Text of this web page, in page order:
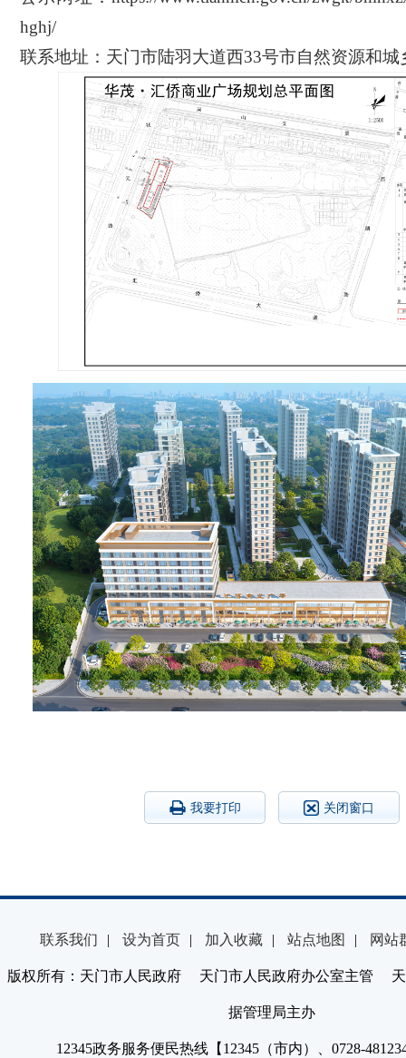
hghj/
联系地址：天门市陆羽大道西33号市自然资源和城
我要打印 关闭窗口
联系我们 | 设为首页 | 加入收藏 | 站点地图 | 网站
版权所有：天门市人民政府 天门市人民政府办公室主管 天
据管理局主办
12345政务服务便民热线【12345（市内）、0728-